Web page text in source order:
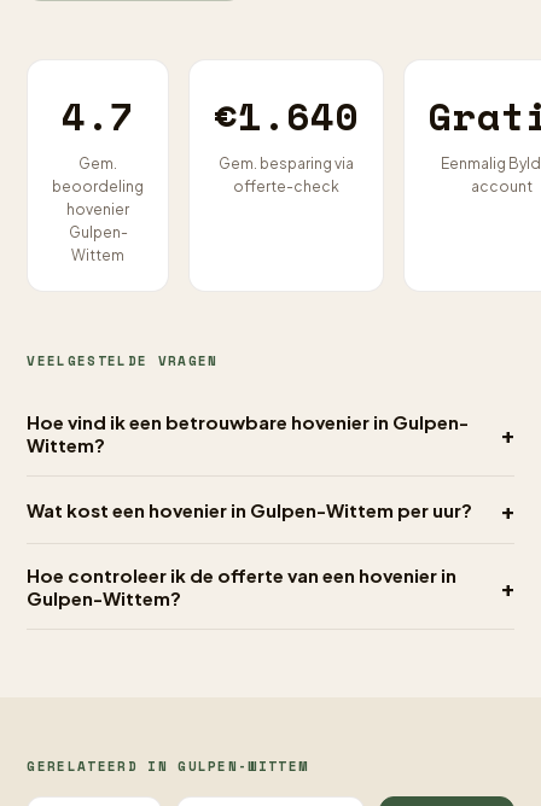
4.7
Gem.
beoordeling
hovenier
Gulpen-
Wittem
€1.640
Gem. besparing via
offerte-check
Eenmalig
account
VEELGESTELDE VRAGEN
Hoe vind ik een betrouwbare hovenier in Gulpen-
Wittem?
+
Wat kost een hovenier in Gulpen-Wittem per uur? +
Hoe controleer ik de offerte van een hovenier in
Gulpen-Wittem?
+
GERELATEERD IN GULPEN-WITTEM